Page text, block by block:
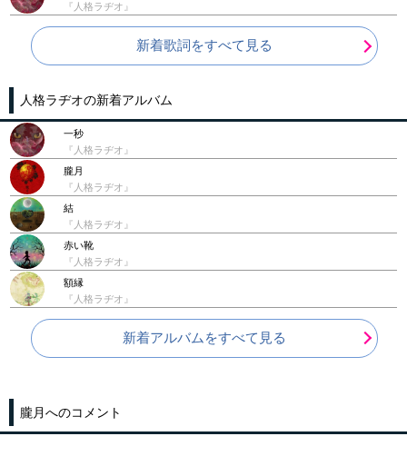
『人格ラヂオ』
新着歌詞をすべて見る
人格ラヂオの新着アルバム
一秒
『人格ラヂオ』
朧月
『人格ラヂオ』
結
『人格ラヂオ』
赤い靴
『人格ラヂオ』
額縁
『人格ラヂオ』
新着アルバムをすべて見る
朧月へのコメント